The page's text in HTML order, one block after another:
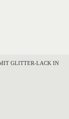
GLITTER-LACK IN